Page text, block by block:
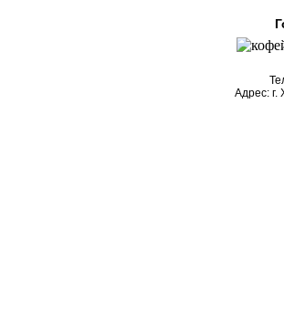
Адрес: г.